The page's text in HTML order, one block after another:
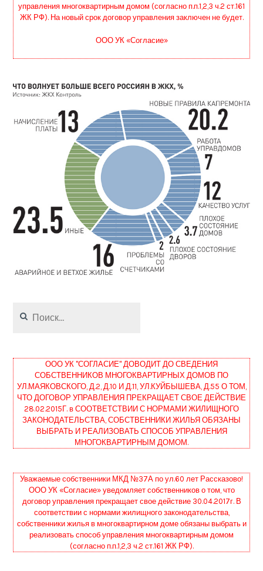
управления многоквартирным домом (согласно п.п.1,2,3 ч.2 ст.161
ЖК РФ). На новый срок договор управления заключен не будет.
ООО УК «Согласие»
ООО УК "СОГЛАСИЕ" ДОВОДИТ ДО СВЕДЕНИЯ
СОБСТВЕННИКОВ МНОГОКВАРТИРНЫХ ДОМОВ ПО
УЛ.МАЯКОВСКОГО, Д.2, Д.10 И Д.11, УЛ.КУЙБЫШЕВА, Д.55 О ТОМ,
ЧТО ДОГОВОР УПРАВЛЕНИЯ ПРЕКРАЩАЕТ СВОЕ ДЕЙСТВИЕ
28.02.2015Г. в СООТВЕТСТВИИ С НОРМАМИ ЖИЛИЩНОГО
ЗАКОНОДАТЕЛЬСТВА, СОБСТВЕННИКИ ЖИЛЬЯ ОБЯЗАНЫ
ВЫБРАТЬ И РЕАЛИЗОВАТЬ СПОСОБ УПРАВЛЕНИЯ
МНОГОКВАРТИРНЫМ ДОМОМ.
Уважаемые собственники МКД №37А по ул.60 лет Рассказово!
ООО УК «Согласие» уведомляет собственников о том, что
договор управления прекращает свое действие 30.04.2017г. В
соответствии с нормами жилищного законодательства,
собственники жилья в многоквартирном доме обязаны выбрать и
реализовать способ управления многоквартирным домом
(согласно п.п.1,2,3 ч.2 ст.161 ЖК РФ).